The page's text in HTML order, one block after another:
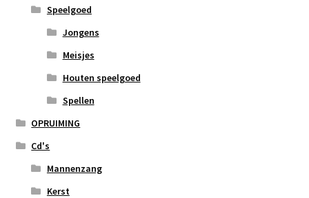
Speelgoed
Jongens
Meisjes
Houten speelgoed
Spellen
OPRUIMING
Cd's
Mannenzang
Kerst